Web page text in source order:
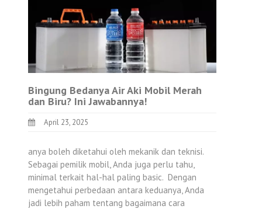
Bingung Bedanya Air Aki Mobil Merah
dan Biru? Ini Jawabannya!
April 23, 2025
anya boleh diketahui oleh mekanik dan teknisi.
Sebagai pemilik mobil, Anda juga perlu tahu,
minimal terkait hal-hal paling basic. Dengan
mengetahui perbedaan antara keduanya, Anda
jadi lebih paham tentang bagaimana cara